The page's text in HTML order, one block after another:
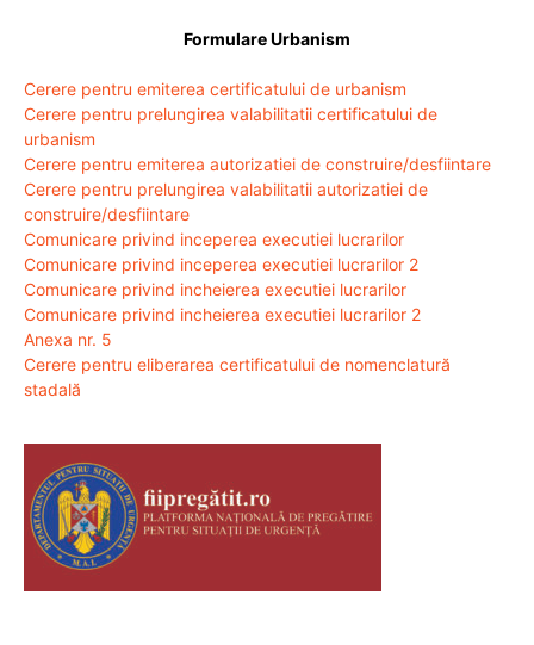
Formulare Urbanism
Cerere pentru emiterea certificatului de urbanism
Cerere pentru prelungirea valabilitatii certificatului de
urbanism
Cerere pentru emiterea autorizatiei de construire/desfiintare
Cerere pentru prelungirea valabilitatii autorizatiei de
construire/desfiintare
Comunicare privind inceperea executiei lucrarilor
Comunicare privind inceperea executiei lucrarilor 2
Comunicare privind incheierea executiei lucrarilor
Comunicare privind incheierea executiei lucrarilor 2
Anexa nr. 5
Cerere pentru eliberarea certificatului de nomenclatură
stadală